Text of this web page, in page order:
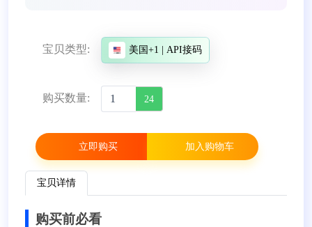
宝贝类型: 美国+1 | API接码
购买数量: 24
立即购买 加入购物车
宝贝详情
购买前必看